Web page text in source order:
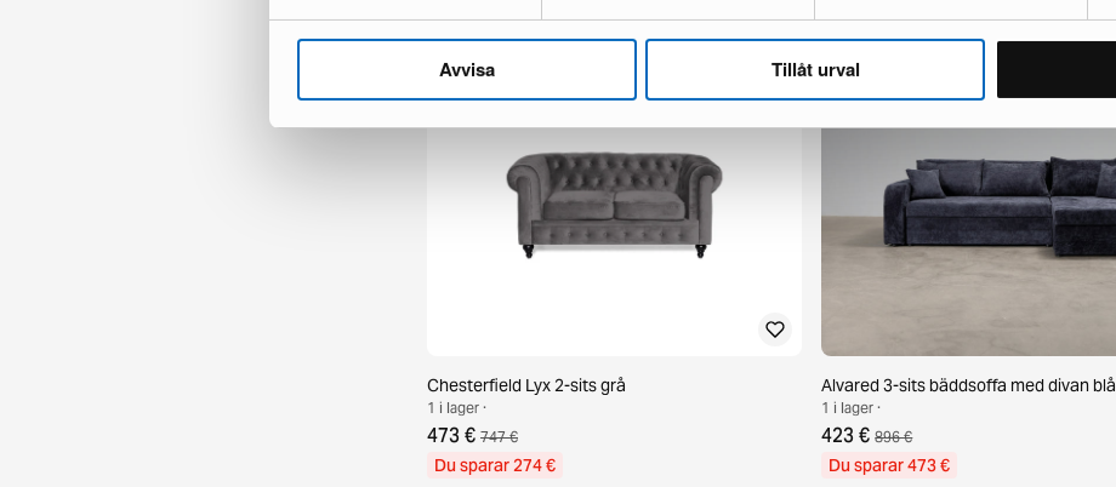
Avvisa Tillåt urval
Chesterfield Lyx 2-sits grå
1 i lager ·
473 € 747 €
Du sparar 274 €
Alvared 3-sits bäddsoffa med divan blå
1 i lager ·
423 € 896 €
Du sparar 473 €